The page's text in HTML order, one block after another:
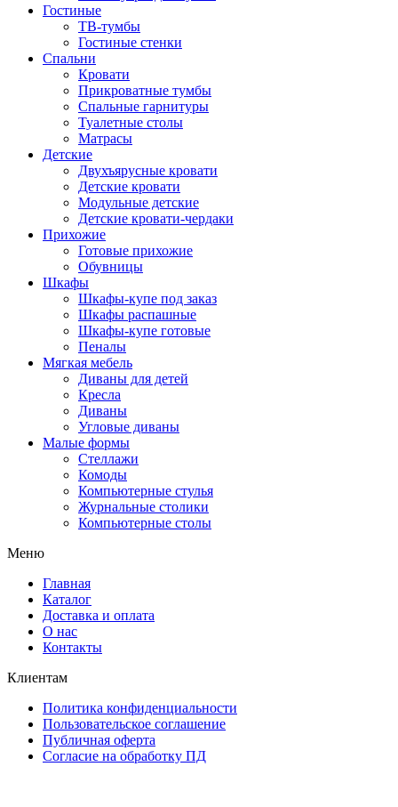
Гостиные
ТВ-тумбы
Гостиные стенки
Спальни
Кровати
Прикроватные тумбы
Спальные гарнитуры
Туалетные столы
Матрасы
Детские
Двухъярусные кровати
Детские кровати
Модульные детские
Детские кровати-чердаки
Прихожие
Готовые прихожие
Обувницы
Шкафы
Шкафы-купе под заказ
Шкафы распашные
Шкафы-купе готовые
Пеналы
Мягкая мебель
Диваны для детей
Кресла
Диваны
Угловые диваны
Малые формы
Стеллажи
Комоды
Компьютерные стулья
Журнальные столики
Компьютерные столы
Меню
Главная
Каталог
Доставка и оплата
О нас
Контакты
Клиентам
Политика конфиденциальности
Пользовательское соглашение
Публичная оферта
Согласие на обработку ПД